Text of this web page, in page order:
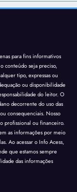
para fins informativos
conteúdo seja preciso,
tipo, expressas ou
ou disponibilidade
do leitor. O
decorrente do uso das
consequenciais. Nosso
profissional ou financeiro.
as informações por meio
Ao acessar o Info Acess,
que estamos sempre
das informações